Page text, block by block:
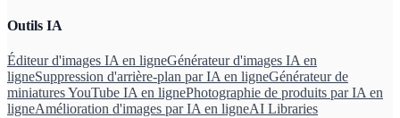
Outils IA
Éditeur d'images IA en ligneGénérateur d'images IA en
ligneSuppression d'arrière-plan par IA en ligneGénérateur de
miniatures YouTube IA en lignePhotographie de produits par IA en
ligneAmélioration d'images par IA en ligneAI Libraries